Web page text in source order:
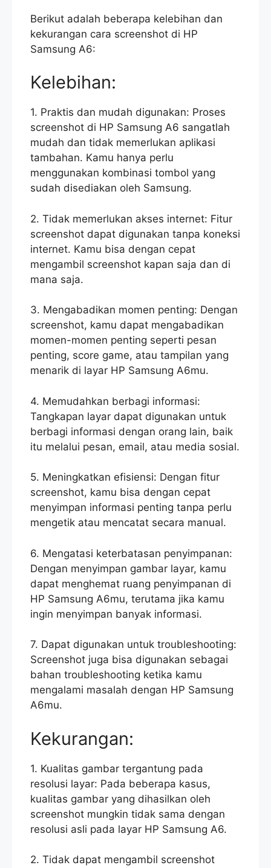
Berikut adalah beberapa kelebihan dan
kekurangan cara screenshot di HP
Samsung A6:
Kelebihan:
1. Praktis dan mudah digunakan: Proses
screenshot di HP Samsung A6 sangatlah
mudah dan tidak memerlukan aplikasi
tambahan. Kamu hanya perlu
menggunakan kombinasi tombol yang
sudah disediakan oleh Samsung.
2. Tidak memerlukan akses internet: Fitur
screenshot dapat digunakan tanpa koneksi
internet. Kamu bisa dengan cepat
mengambil screenshot kapan saja dan di
mana saja.
3. Mengabadikan momen penting: Dengan
screenshot, kamu dapat mengabadikan
momen-momen penting seperti pesan
penting, score game, atau tampilan yang
menarik di layar HP Samsung A6mu.
4. Memudahkan berbagi informasi:
Tangkapan layar dapat digunakan untuk
berbagi informasi dengan orang lain, baik
itu melalui pesan, email, atau media sosial.
5. Meningkatkan efisiensi: Dengan fitur
screenshot, kamu bisa dengan cepat
menyimpan informasi penting tanpa perlu
mengetik atau mencatat secara manual.
6. Mengatasi keterbatasan penyimpanan:
Dengan menyimpan gambar layar, kamu
dapat menghemat ruang penyimpanan di
HP Samsung A6mu, terutama jika kamu
ingin menyimpan banyak informasi.
7. Dapat digunakan untuk troubleshooting:
Screenshot juga bisa digunakan sebagai
bahan troubleshooting ketika kamu
mengalami masalah dengan HP Samsung
A6mu.
Kekurangan:
1. Kualitas gambar tergantung pada
resolusi layar: Pada beberapa kasus,
kualitas gambar yang dihasilkan oleh
screenshot mungkin tidak sama dengan
resolusi asli pada layar HP Samsung A6.
2. Tidak dapat mengambil screenshot